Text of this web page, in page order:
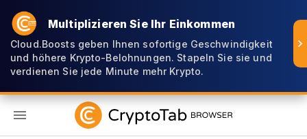
Multiplizieren Sie Ihr Einkommen
Cloud.Boosts geben Ihnen sofortige Geschwindigkeit
und höhere Krypto-Belohnungen. Stapeln Sie sie und
verdienen Sie jede Minute mehr Krypto.